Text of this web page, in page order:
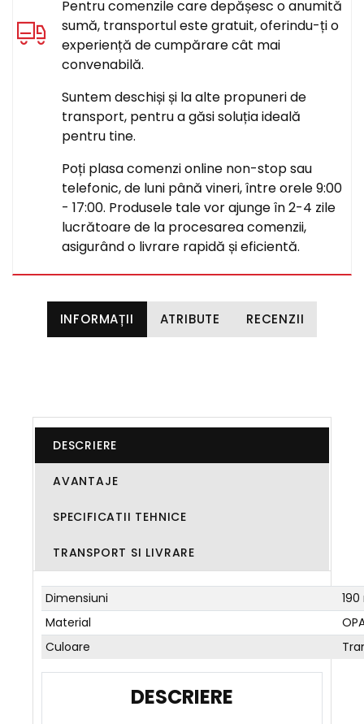
Pentru comenzile care depășesc o anumită
sumă, transportul este gratuit, oferindu-ți o
experiență de cumpărare cât mai
convenabilă.
Suntem deschiși și la alte propuneri de
transport, pentru a găsi soluția ideală
pentru tine.
Poți plasa comenzi online non-stop sau
telefonic, de luni până vineri, între orele 9:00
- 17:00. Produsele tale vor ajunge în 2-4 zile
lucrătoare de la procesarea comenzii,
asigurând o livrare rapidă și eficientă.
INFORMAȚII ATRIBUTE RECENZII
DESCRIERE
AVANTAJE
SPECIFICATII TEHNICE
TRANSPORT SI LIVRARE
Dimensiuni
Material
Culoare